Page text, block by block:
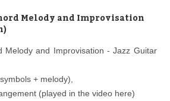
Melody and Improvisation
Melody and Improvisation - Jazz Guitar
+ melody),
(played in the video here)